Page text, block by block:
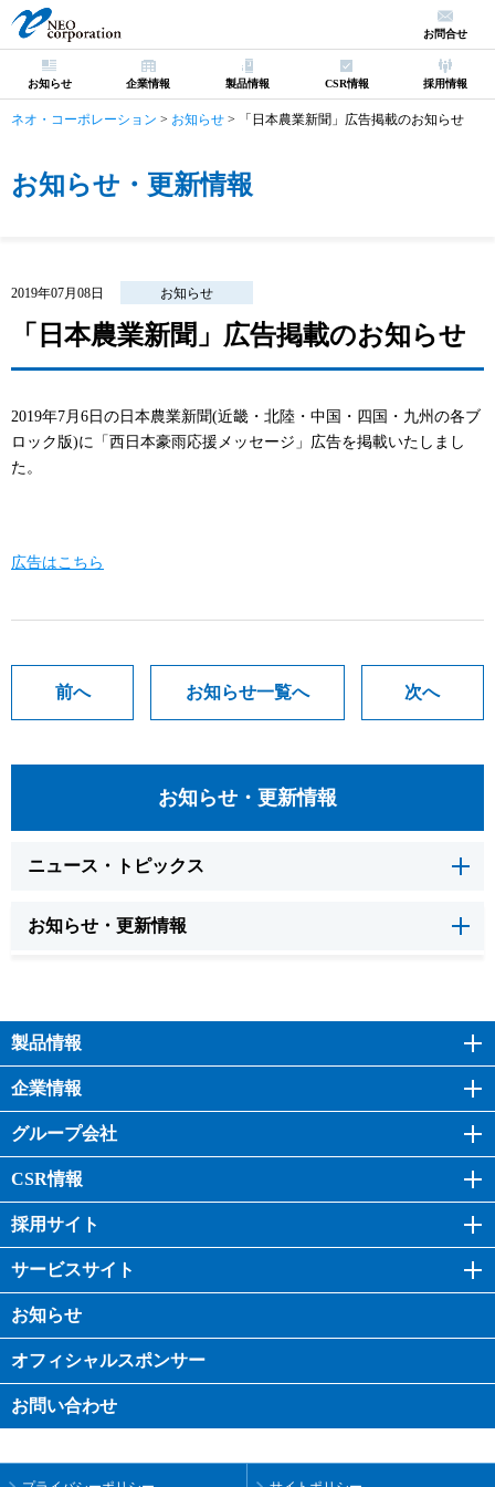
お知らせ 企業情報 製品情報 CSR情報 採用情報
お問合せ
ネオ・コーポレーション > お知らせ > 「日本農業新聞」広告掲載のお知らせ
お知らせ・更新情報
2019年07月08日 お知らせ
「日本農業新聞」広告掲載のお知らせ
2019年7月6日の日本農業新聞(近畿・北陸・中国・四国・九州の各ブ
ロック版)に「西日本豪雨応援メッセージ」広告を掲載いたしまし
た。
広告はこちら
前へ お知らせ一覧へ 次へ
お知らせ・更新情報
ニュース・トピックス
お知らせ・更新情報
製品情報
企業情報
グループ会社
CSR情報
採用サイト
サービスサイト
お知らせ
オフィシャルスポンサー
お問い合わせ